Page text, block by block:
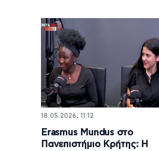
18.05.2026, 11:12
Erasmus Mundus στο
Πανεπιστήμιο Κρήτης: Η